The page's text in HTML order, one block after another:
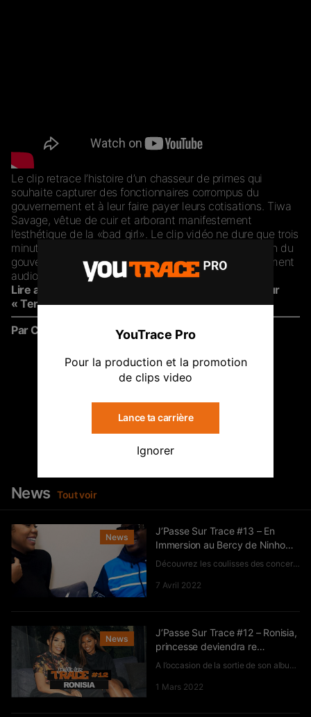
Le clip retrace l’histoire d’un chasseur de primes qui
souhaite capturer des fonctionnaires corrompus du
gouvernement et à leur faire payer leurs cotisations. Tiwa
Savage, vêtue de cuir et arborant manifestement
l’esthétique de la «bad girl». Le clip vidéo ne dure que trois
minutes, mais montre l’ampleur de la pourriture au sein du
gouvernement nigérian tout en utilisant un enregistrement
audio humoristique d’une session parlementaire.
Lire aussi –
Tiwa Savage fait appel à Sam Smith pour
« Temptation »
Par Cynthia N.
News Tout voir
News
J’Passe Sur Trace #13 – En
Immersion au Bercy de Ninho…
Découvrez les coulisses des concerts de Ninho à l’AccorHotel Are...
7 Avril 2022
News
J’Passe Sur Trace #12 – Ronisia,
princesse deviendra re…
A l’occasion de la sortie de son album éponyme, Jayci est allée...
1 Mars 2022
YouTrace Pro
Pour la production et la promotion
de clips video
Lance ta carrière
Ignorer